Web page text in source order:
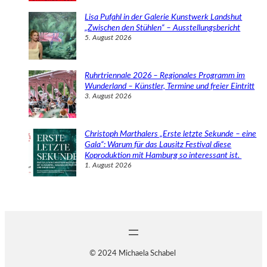
Lisa Pufahl in der Galerie Kunstwerk Landshut
„Zwischen den Stühlen“ – Ausstellungsbericht
5. August 2026
Ruhrtriennale 2026 – Regionales Programm im
Wunderland – Künstler, Termine und freier Eintritt
3. August 2026
Christoph Marthalers „Erste letzte Sekunde – eine
Gala“: Warum für das Lausitz Festival diese
Koproduktion mit Hamburg so interessant ist.
1. August 2026
© 2024 Michaela Schabel